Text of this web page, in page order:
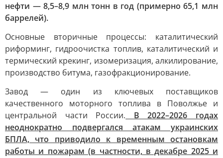
нефти — 8,5–8,9 млн тонн в год (примерно 65,1 млн
баррелей).
Основные вторичные процессы: каталитический
риформинг, гидроочистка топлив, каталитический и
термический крекинг, изомеризация, алкилирование,
производство битума, газофракционирование.
Завод — один из ключевых поставщиков
качественного моторного топлива в Поволжье и
центральной части России. В 2022–2026 годах
неоднократно подвергался атакам украинских
БПЛА, что приводило к временным остановкам
работы и пожарам (в частности, в декабре 2025 и